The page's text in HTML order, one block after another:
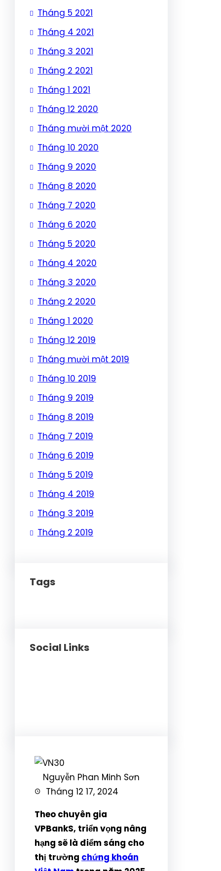
Tháng 5 2021
Tháng 4 2021
Tháng 3 2021
Tháng 2 2021
Tháng 1 2021
Tháng 12 2020
Tháng mười một 2020
Tháng 10 2020
Tháng 9 2020
Tháng 8 2020
Tháng 7 2020
Tháng 6 2020
Tháng 5 2020
Tháng 4 2020
Tháng 3 2020
Tháng 2 2020
Tháng 1 2020
Tháng 12 2019
Tháng mười một 2019
Tháng 10 2019
Tháng 9 2019
Tháng 8 2019
Tháng 7 2019
Tháng 6 2019
Tháng 5 2019
Tháng 4 2019
Tháng 3 2019
Tháng 2 2019
Tags
Social Links
Nguyễn Phan Minh Sơn
Tháng 12 17, 2024
Theo chuyên gia
VPBankS, triển vọng nâng
hạng sẽ là điểm sáng cho
thị trường chứng khoán